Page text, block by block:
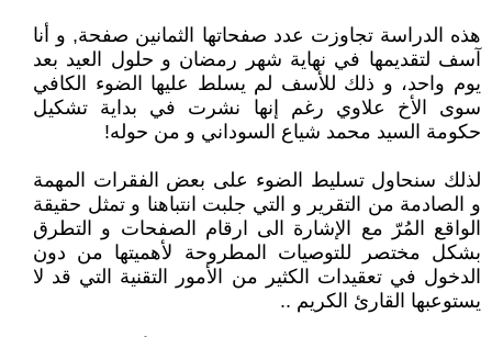
هذه الدراسة تجاوزت عدد صفحاتها الثمانين صفحة, و أنا
آسف لتقديمها في نهاية شهر رمضان و حلول العيد بعد
يوم واحد، و ذلك للأسف لم يسلط عليها الضوء الكافي
سوى الأخ علاوي رغم إنها نشرت في بداية تشكيل
حكومة السيد محمد شياع السوداني و من حوله!
لذلك سنحاول تسليط الضوء على بعض الفقرات المهمة
و الصادمة من التقرير و التي جلبت انتباهنا و تمثل حقيقة
الواقع المُرّ مع الإشارة الى ارقام الصفحات و التطرق
بشكل مختصر للتوصيات المطروحة لأهميتها من دون
الدخول في تعقيدات الكثير من الأمور التقنية التي قد لا
يستوعبها القارئ الكريم ..